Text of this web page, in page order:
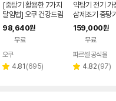
[중탕기 활용한 7가지
달임법] 오쿠 건강드림
내열 유리 3리터 약탕
기 OCC-HP350
98,640원
무료
오쿠
별 4.81 리
(695)
약탕기 전기 가
삼제조기 중탕
마스터 메디포
159,000원
무료
파르셀 공식몰
별 4.82 리
(97)